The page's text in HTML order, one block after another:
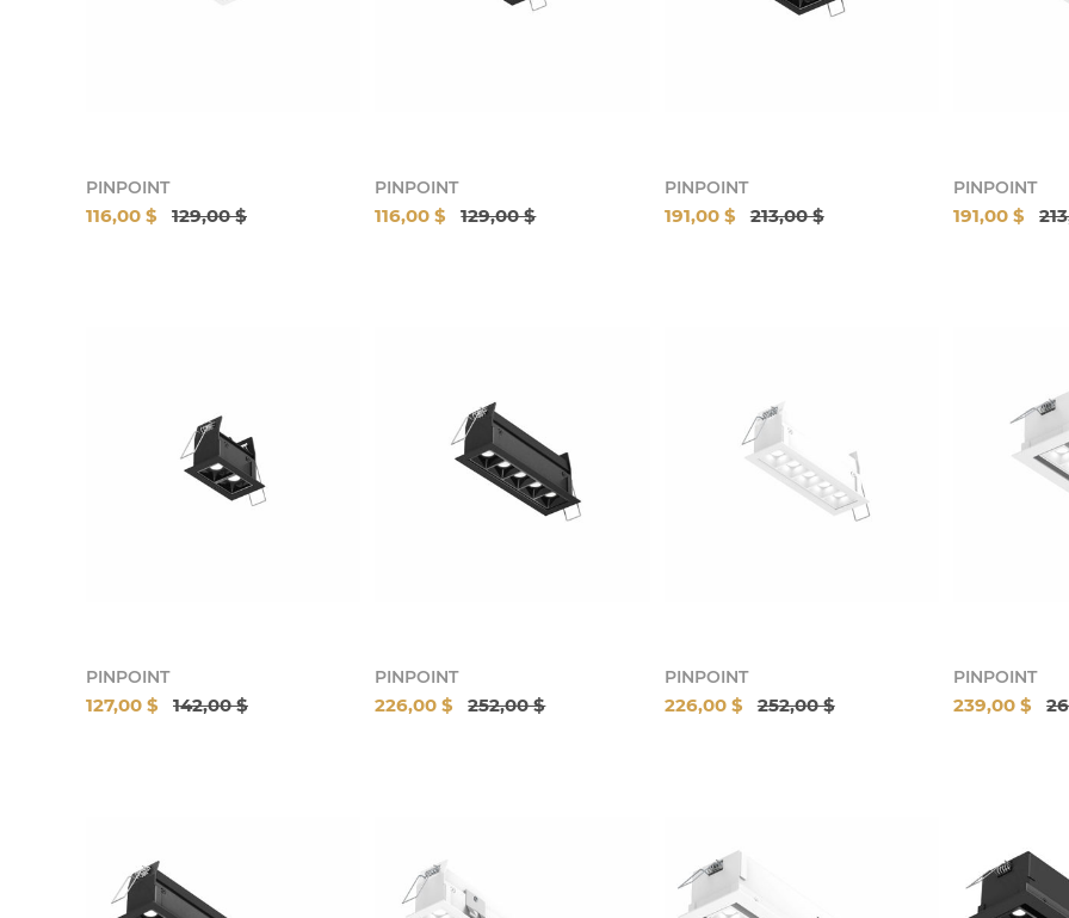
PINPOINT
116,00 $ 129,00 $
PINPOINT
116,00 $ 129,00 $
PINPOINT
191,00 $ 213,00 $
PINPOINT
191,00 $
PINPOINT
127,00 $ 142,00 $
PINPOINT
226,00 $ 252,00 $
PINPOINT
226,00 $ 252,00 $
PINPOINT
239,00 $